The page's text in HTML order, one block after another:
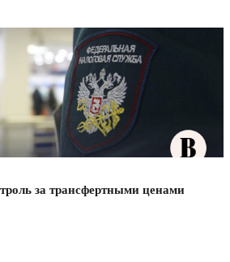
за трансфертными ценами